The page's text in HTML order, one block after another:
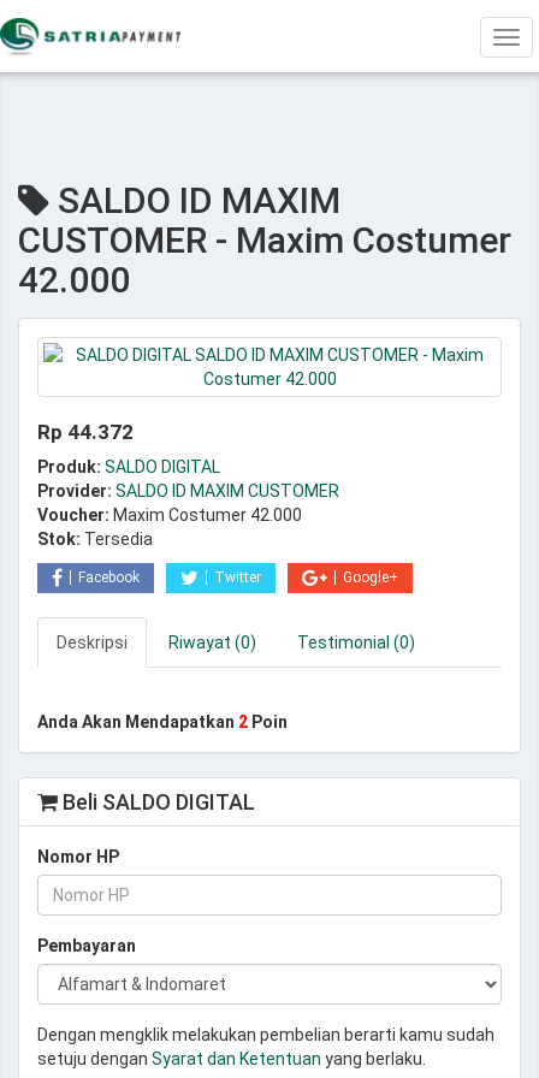
SALDO ID MAXIM
CUSTOMER - Maxim Costumer
42.000
Rp 44.372
Produk: SALDO DIGITAL
Provider: SALDO ID MAXIM CUSTOMER
Voucher: Maxim Costumer 42.000
Stok: Tersedia
Facebook Twitter Google+
Deskripsi Riwayat (0) Testimonial (0)
Anda Akan Mendapatkan 2 Poin
Beli SALDO DIGITAL
Nomor HP
Pembayaran
Dengan mengklik melakukan pembelian berarti kamu sudah
setuju dengan Syarat dan Ketentuan yang berlaku.